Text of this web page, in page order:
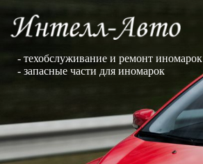
- техобслуживание и ремонт иномарок
- запасные части для иномарок